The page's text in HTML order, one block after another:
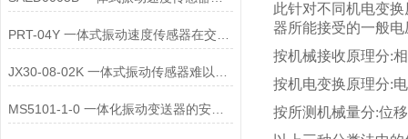
MS5101-1-0 一体化振动变送器的安装位置选择对测量精度的影响有哪些？
此针对不同机电变
器所能接受的一般
按机械接收原理分:
按机电变换原理分:
按所测机械量分:位